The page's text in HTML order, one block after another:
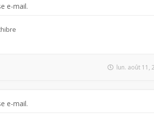
e-mail.
lun. août 11,
e-mail.